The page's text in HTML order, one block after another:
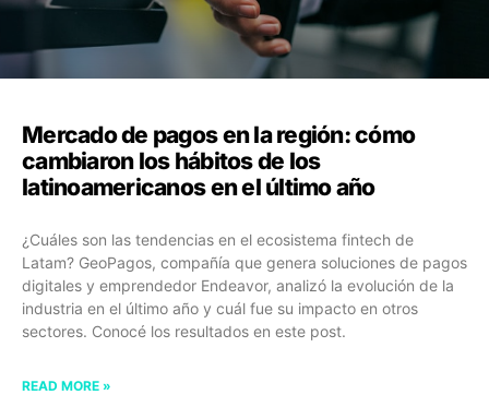
Mercado de pagos en la región: cómo
cambiaron los hábitos de los
latinoamericanos en el último año
¿Cuáles son las tendencias en el ecosistema fintech de
Latam? GeoPagos, compañía que genera soluciones de pagos
digitales y emprendedor Endeavor, analizó la evolución de la
industria en el último año y cuál fue su impacto en otros
sectores. Conocé los resultados en este post.
READ MORE »